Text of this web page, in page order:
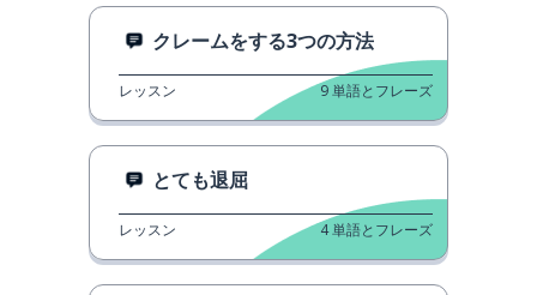
クレームをする3つの方法
レッスン 9単語とフレーズ
とても退屈
レッスン 4単語とフレーズ